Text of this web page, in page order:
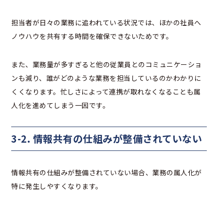
担当者が日々の業務に追われている状況では、ほかの社員へ
ノウハウを共有する時間を確保できないためです。
また、業務量が多すぎると他の従業員とのコミュニケーショ
ンも減り、誰がどのような業務を担当しているのかわかりに
くくなります。忙しさによって連携が取れなくなることも属
人化を進めてしまう一因です。
3-2. 情報共有の仕組みが整備されていない
情報共有の仕組みが整備されていない場合、業務の属人化が
特に発生しやすくなります。